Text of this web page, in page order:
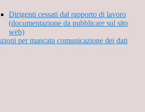
Dirigenti cessati dal rapporto di lavoro
(documentazione da pubblicare sul sito
web)
per mancata comunicazione dei dati